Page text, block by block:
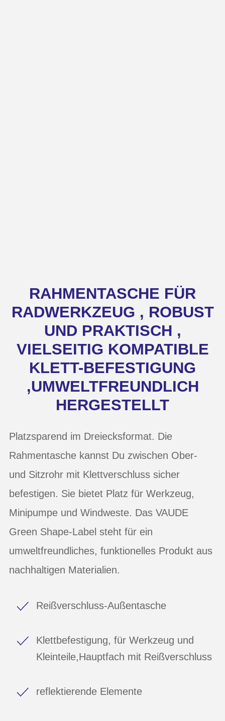
RAHMENTASCHE FÜR
RADWERKZEUG , ROBUST
UND PRAKTISCH ,
VIELSEITIG KOMPATIBLE
KLETT-BEFESTIGUNG
,UMWELTFREUNDLICH
HERGESTELLT
Platzsparend im Dreiecksformat. Die
Rahmentasche kannst Du zwischen Ober-
und Sitzrohr mit Klettverschluss sicher
befestigen. Sie bietet Platz für Werkzeug,
Minipumpe und Windweste. Das VAUDE
Green Shape-Label steht für ein
umweltfreundliches, funktionelles Produkt aus
nachhaltigen Materialien.
Reißverschluss-Außentasche
Klettbefestigung, für Werkzeug und
Kleinteile,Hauptfach mit Reißverschluss
reflektierende Elemente